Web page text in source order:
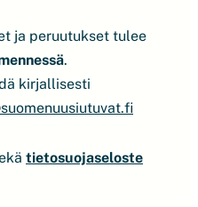
ja peruutukset tulee
.
kirjallisesti
tietosuojaseloste